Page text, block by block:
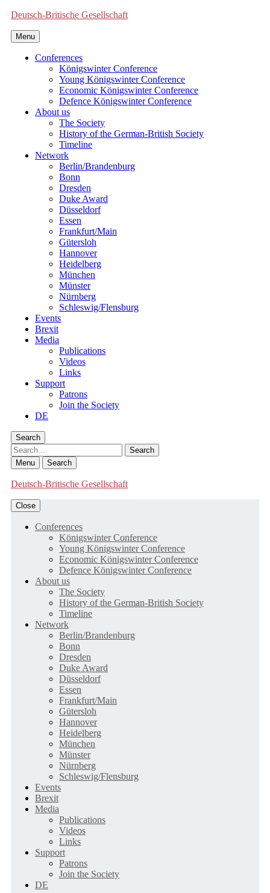
Deutsch-Britische Gesellschaft
Menu
Conferences
Königswinter Conference
Young Königswinter Conference
Economic Königswinter Conference
Defence Königswinter Conference
About us
The Society
History of the German-British Society
Timeline
Network
Berlin/Brandenburg
Bonn
Dresden
Duke Award
Düsseldorf
Essen
Frankfurt/Main
Gütersloh
Hannover
Heidelberg
München
Münster
Nürnberg
Schleswig/Flensburg
Events
Brexit
Media
Publications
Videos
Links
Support
Patrons
Join the Society
DE
Search
Search
Menu Search
Deutsch-Britische Gesellschaft
Close
Conferences
Königswinter Conference
Young Königswinter Conference
Economic Königswinter Conference
Defence Königswinter Conference
About us
The Society
History of the German-British Society
Timeline
Network
Berlin/Brandenburg
Bonn
Dresden
Duke Award
Düsseldorf
Essen
Frankfurt/Main
Gütersloh
Hannover
Heidelberg
München
Münster
Nürnberg
Schleswig/Flensburg
Events
Brexit
Media
Publications
Videos
Links
Support
Patrons
Join the Society
DE